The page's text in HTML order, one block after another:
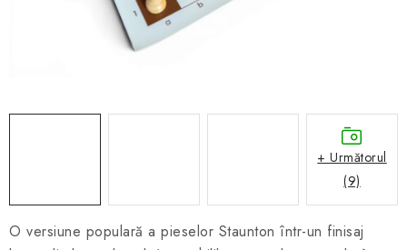
O versiune populară a pieselor Staunton într-un finisaj
+ Următorul
(9)